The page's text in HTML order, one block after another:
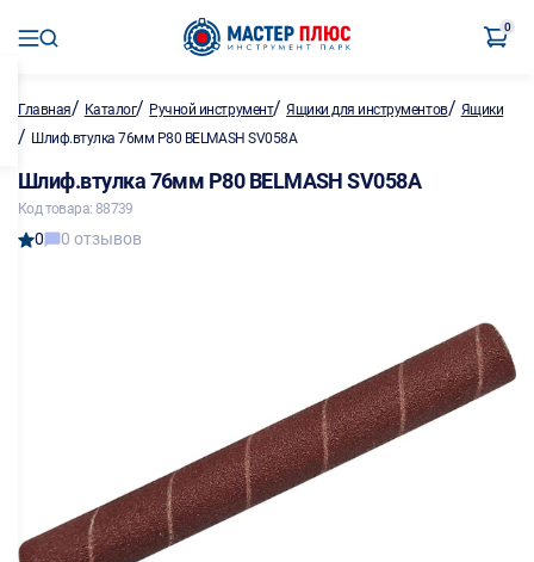
0
Главная/ Каталог/ Ручной инструмент/Ящики для инструментов/ Ящики
/ Шлиф.втулка 76мм P80 BELMASH SV058A
Шлиф.втулка 76мм P80 BELMASH SV058A
Код товара: 88739
0 0 отзывов